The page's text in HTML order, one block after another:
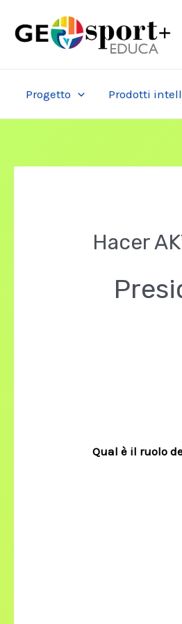
Progetto Prodotti
Hacer
Qual è il ruolo